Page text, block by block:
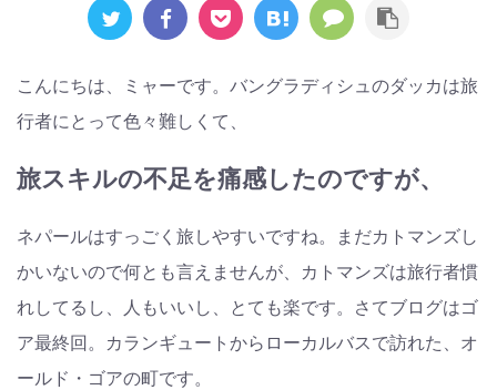
こんにちは、ミャーです。バングラディシュのダッカは旅
行者にとって色々難しくて、
旅スキルの不足を痛感したのですが、
ネパールはすっごく旅しやすいですね。まだカトマンズし
かいないので何とも言えませんが、カトマンズは旅行者慣
れしてるし、人もいいし、とても楽です。さてブログはゴ
ア最終回。カランギュートからローカルバスで訪れた、オ
ールド・ゴアの町です。